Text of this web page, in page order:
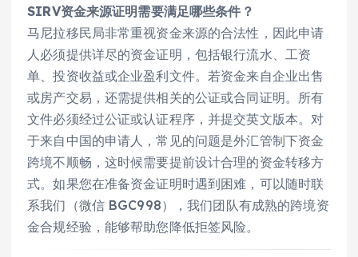
SIRV资金来源证明需要满足哪些条件？
马尼拉移民局非常重视资金来源的合法性，因此申请
人必须提供详尽的资金证明，包括银行流水、工资
单、投资收益或企业盈利文件。若资金来自企业出售
或房产交易，还需提供相关的公证或合同证明。所有
文件必须经过公证或认证程序，并提交英文版本。对
于来自中国的申请人，常见的问题是外汇管制下资金
跨境不顺畅，这时候需要提前设计合理的资金转移方
式。如果您在准备资金证明时遇到困难，可以随时联
系我们（微信 BGC998），我们团队有成熟的跨境资
金合规经验，能够帮助您降低拒签风险。